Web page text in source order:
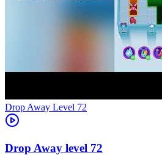
Level 72
72